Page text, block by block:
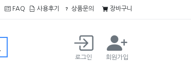
FAQ 사용후기 상품문의 장바구니
로그인 회원가입